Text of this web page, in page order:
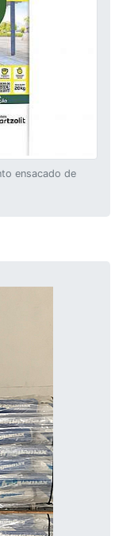
ensacado de